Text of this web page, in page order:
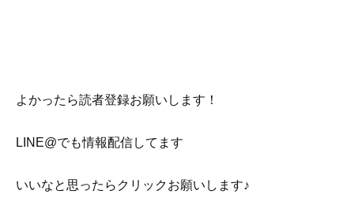
よかったら読者登録お願いします！
LINE@でも情報配信してます
いいなと思ったらクリックお願いします♪